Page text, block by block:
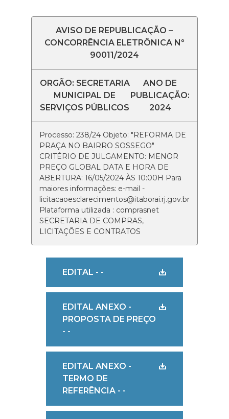
AVISO DE REPUBLICAÇÃO –
CONCORRÊNCIA ELETRÔNICA Nº
90011/2024
ORGÃO: SECRETARIA
MUNICIPAL DE
SERVIÇOS PÚBLICOS
ANO DE
PUBLICAÇÃO:
2024
Processo: 238/24 Objeto: "REFORMA DE
PRAÇA NO BAIRRO SOSSEGO"
CRITÉRIO DE JULGAMENTO: MENOR
PREÇO GLOBAL DATA E HORA DE
ABERTURA: 16/05/2024 ÀS 10:00H Para
maiores informações: e-mail -
licitacaoesclarecimentos@itaborai.rj.gov.br
Plataforma utilizada : comprasnet
SECRETARIA DE COMPRAS,
LICITAÇÕES E CONTRATOS
EDITAL - -
EDITAL ANEXO -
PROPOSTA DE PREÇO
- -
EDITAL ANEXO -
TERMO DE
REFERÊNCIA - -